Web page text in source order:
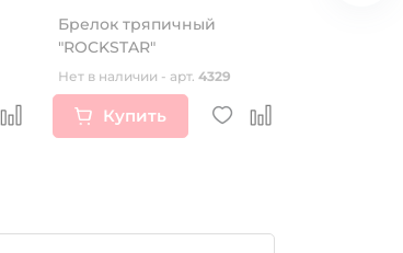
Брелок тряпичный
"ROCKSTAR"
Нет в наличии - арт. 4329
Купить